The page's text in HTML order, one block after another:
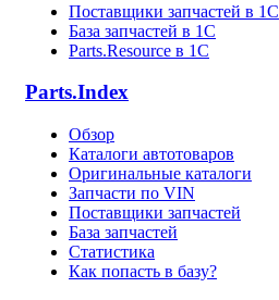
Поставщики запчастей в 1C
База запчастей в 1С
Parts.Resource в 1C
Parts.Index
Обзор
Каталоги автотоваров
Оригинальные каталоги
Запчасти по VIN
Поставщики запчастей
База запчастей
Статистика
Как попасть в базу?